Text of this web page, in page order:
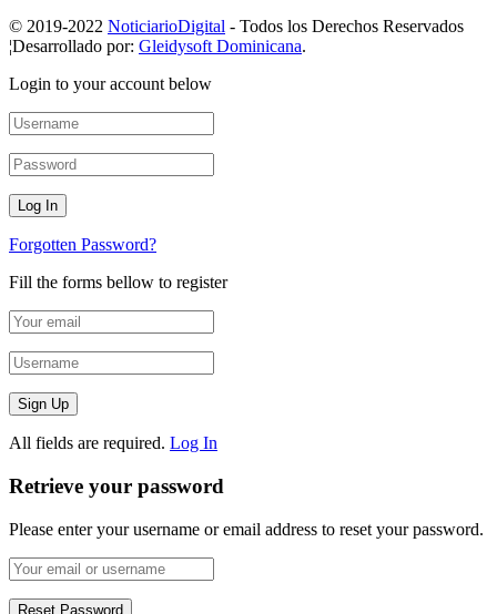
© 2019-2022 NoticiarioDigital - Todos los Derechos Reservados
¦Desarrollado por: Gleidysoft Dominicana.
Login to your account below
Forgotten Password?
Fill the forms bellow to register
All fields are required. Log In
Retrieve your password
Please enter your username or email address to reset your password.